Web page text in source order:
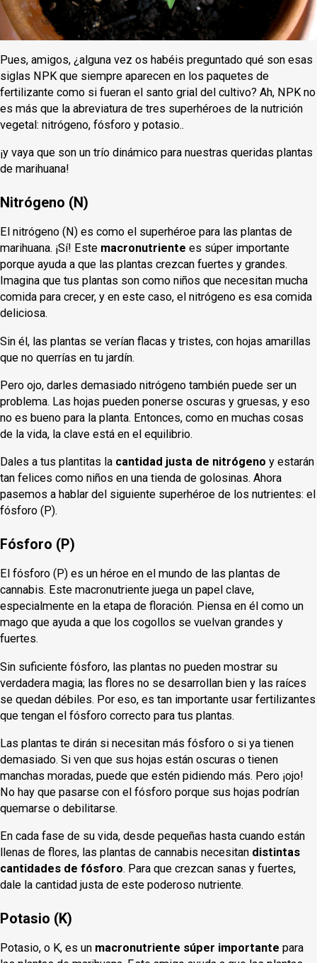
Pues, amigos, ¿alguna vez os habéis preguntado qué son esas
siglas NPK que siempre aparecen en los paquetes de
fertilizante como si fueran el santo grial del cultivo? Ah, NPK no
es más que la abreviatura de tres superhéroes de la nutrición
vegetal: nitrógeno, fósforo y potasio..
¡y vaya que son un trío dinámico para nuestras queridas plantas
de marihuana!
Nitrógeno (N)
El nitrógeno (N) es como el superhéroe para las plantas de
marihuana. ¡Sí! Este macronutriente es súper importante
porque ayuda a que las plantas crezcan fuertes y grandes.
Imagina que tus plantas son como niños que necesitan mucha
comida para crecer, y en este caso, el nitrógeno es esa comida
deliciosa.
Sin él, las plantas se verían flacas y tristes, con hojas amarillas
que no querrías en tu jardín.
Pero ojo, darles demasiado nitrógeno también puede ser un
problema. Las hojas pueden ponerse oscuras y gruesas, y eso
no es bueno para la planta. Entonces, como en muchas cosas
de la vida, la clave está en el equilibrio.
Dales a tus plantitas la cantidad justa de nitrógeno y estarán
tan felices como niños en una tienda de golosinas. Ahora
pasemos a hablar del siguiente superhéroe de los nutrientes: el
fósforo (P).
Fósforo (P)
El fósforo (P) es un héroe en el mundo de las plantas de
cannabis. Este macronutriente juega un papel clave,
especialmente en la etapa de floración. Piensa en él como un
mago que ayuda a que los cogollos se vuelvan grandes y
fuertes.
Sin suficiente fósforo, las plantas no pueden mostrar su
verdadera magia; las flores no se desarrollan bien y las raíces
se quedan débiles. Por eso, es tan importante usar fertilizantes
que tengan el fósforo correcto para tus plantas.
Las plantas te dirán si necesitan más fósforo o si ya tienen
demasiado. Si ven que sus hojas están oscuras o tienen
manchas moradas, puede que estén pidiendo más. Pero ¡ojo!
No hay que pasarse con el fósforo porque sus hojas podrían
quemarse o debilitarse.
En cada fase de su vida, desde pequeñas hasta cuando están
llenas de flores, las plantas de cannabis necesitan distintas
cantidades de fósforo. Para que crezcan sanas y fuertes,
dale la cantidad justa de este poderoso nutriente.
Potasio (K)
Potasio, o K, es un macronutriente súper importante para